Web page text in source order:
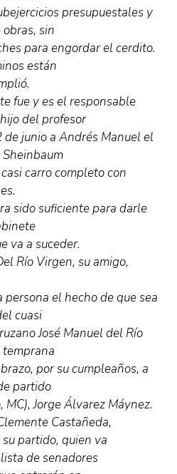
presupuestales y
sin
para engordar el cerdito.
están
fue y es el responsable
del profesor
junio a Andrés Manuel el
carro completo con
sido suficiente para darle
va a suceder.
Río Virgen, su amigo,
persona el hecho de que sea
cuasi
José Manuel del Río
por su cumpleaños, a
partido
Jorge Álvarez Máynez.
Castañeda,
partido, quien va
de senadores